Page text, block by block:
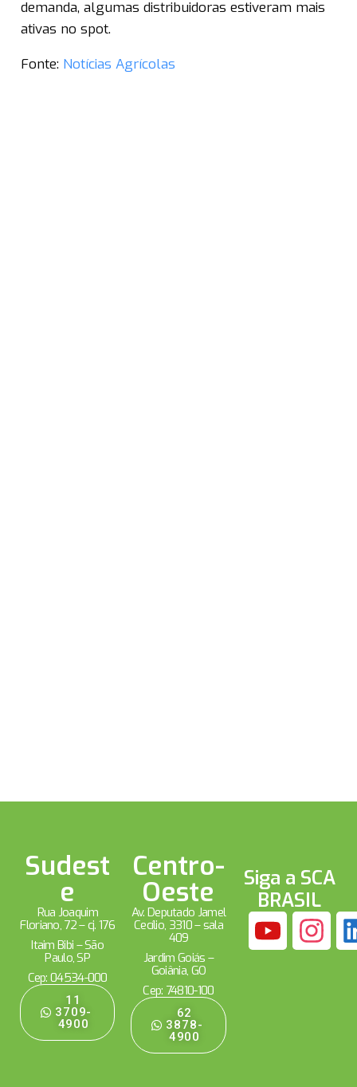
demanda, algumas distribuidoras estiveram mais
ativas no spot.
Fonte: Notícias Agrícolas
Sudest
e
Rua Joaquim
Floriano, 72 – cj. 176
Itaim Bibi – São
Paulo, SP
Cep: 04534-000
11
3709-
4900
Centro-
Oeste
Av. Deputado Jamel
Cecílio, 3310 – sala
409
Jardim Goiás –
Goiânia, GO
Cep: 74810-100
62
3878-
4900
Siga a SCA
BRASIL